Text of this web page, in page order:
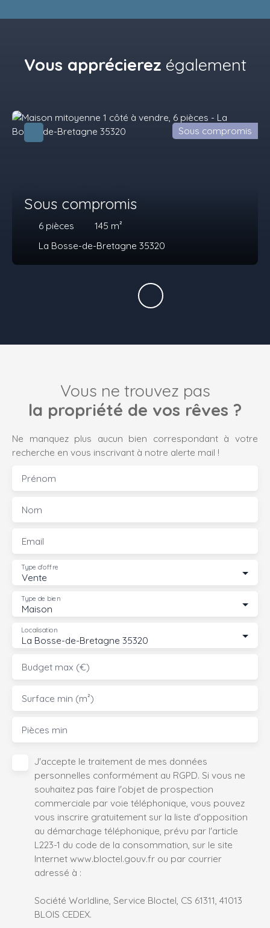
Vous apprécierez également
Sous compromis
6 pièces 145 m²
La Bosse-de-Bretagne 35320
Sous compromis
Vous ne trouvez pas
la propriété de vos rêves ?
Ne manquez plus aucun bien correspondant à votre
recherche en vous inscrivant à notre alerte mail !
Prénom
Nom
Email
Vente
Type d'offre
Maison
Type de bien
La Bosse-de-Bretagne 35320
Localisation
Budget max (€)
Surface min (m²)
Pièces min
J'accepte le traitement de mes données
personnelles conformément au RGPD. Si vous ne
souhaitez pas faire l'objet de prospection
commerciale par voie téléphonique, vous pouvez
vous inscrire gratuitement sur la liste d'opposition
au démarchage téléphonique, prévu par l'article
L223-1 du code de la consommation, sur le site
Internet www.bloctel.gouv.fr ou par courrier
adressé à :
Société Worldline, Service Bloctel, CS 61311, 41013
BLOIS CEDEX.